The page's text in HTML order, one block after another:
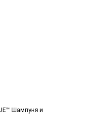
Шампуня и